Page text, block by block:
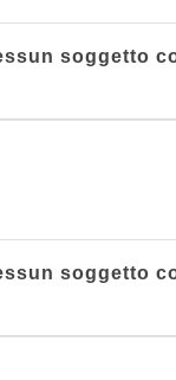
soggetto
soggetto